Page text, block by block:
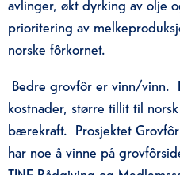
prioritering av
norske fôrkornet.
Bedre grovfôr er vinn/vinn.
kostnader, større tillit til
bærekraft. Prosjektet
har noe å vinne på